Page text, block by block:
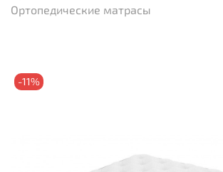
Ортопедические матрасы
-11%